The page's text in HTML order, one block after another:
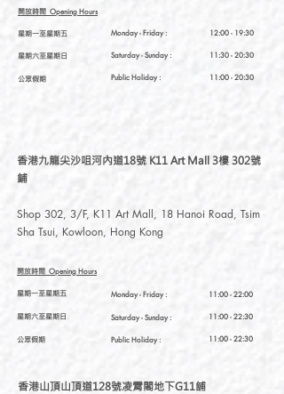
開放時間 Opening Hours
星期一至星期五
星期六至星期日
公眾假期
12:00 - 19:30
11:30 - 20:30
11:00 - 20:30
Monday - Friday :
Saturday- Sunday :
Public Holiday :
11:00 - 22:00
11:00 - 22:30
11:00 - 22:30
香港九龍尖沙咀河內道18號 K11 Art Mall 3樓 302號
鋪
Shop 302, 3/F, K11 Art Mall, 18 Hanoi Road, Tsim
Sha Tsui, Kowloon, Hong Kong
開放時間 Opening Hours
星期一至星期五
星期六至星期日
公眾假期
Monday - Friday :
Saturday- Sunday :
Public Holiday :
香港山頂山頂道128號凌霄閣地下G11舖